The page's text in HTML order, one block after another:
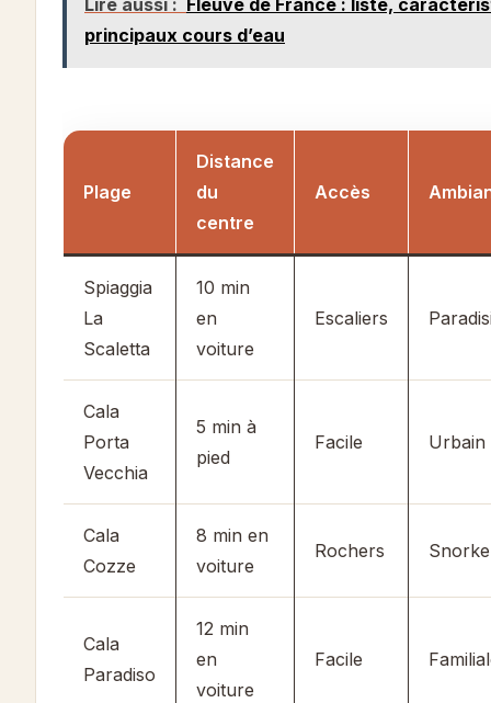
Lire aussi : Fleuve de France : liste,
principaux cours d’eau
Plage
Distance
du
centre
Accès
Spiaggia
La
Scaletta
10 min
en
voiture
Escaliers
Cala
Porta
Vecchia
5 min à
pied
Facile Urbain
Cala
Cozze
8 min en
voiture
Rochers
Cala
Paradiso
12 min
en
voiture
Facile